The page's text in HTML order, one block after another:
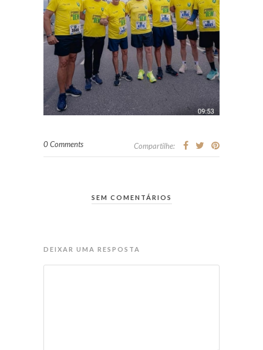
0 Comments Compartilhe:
SEM COMENTÁRIOS
DEIXAR UMA RESPOSTA